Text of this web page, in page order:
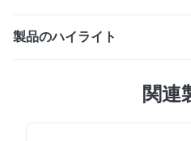
製品のハイライト
ート 製品説明： マイクロタ
関連